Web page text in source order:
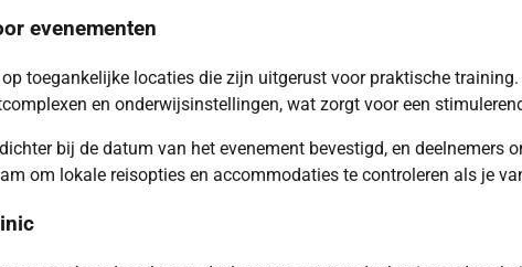
evenementen
toegankelijke locaties die zijn uitgerust voor praktische
en onderwijsinstellingen, wat zorgt voor een
bij de datum van het evenement bevestigd, en deelnemers
om lokale reisopties en accommodaties te controleren als je